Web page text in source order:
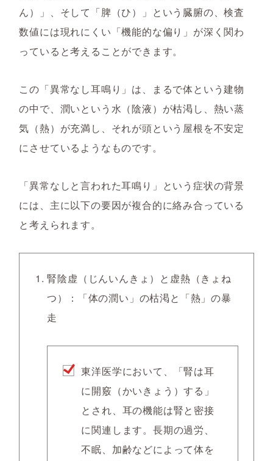
ん）」 、そして 「脾（ひ）」 という臓腑の、検査
数値には現れにくい 「機能的な偏り」が深く関わ
っていると考えることができます。
この「異常なし耳鳴り」は、まるで体という建物
の中で、潤いという水（陰液）が枯渇し、熱い蒸
気（熱）が充満し、それが頭という屋根を不安定
にさせているようなものです。
「異常なしと言われた耳鳴り」という症状の背景
には、主に以下の要因が複合的に絡み合っている
と考えられます。
腎陰虚（じんいんきょ）と虚熱（きょね
つ）
：「体の潤い」の枯渇と「熱」の暴
走
東洋医学において、「腎は耳
に開竅（かいきょう）する」
とされ、耳の機能は腎と密接
に関連します。長期の過労、
不眠、加齢などによって体を